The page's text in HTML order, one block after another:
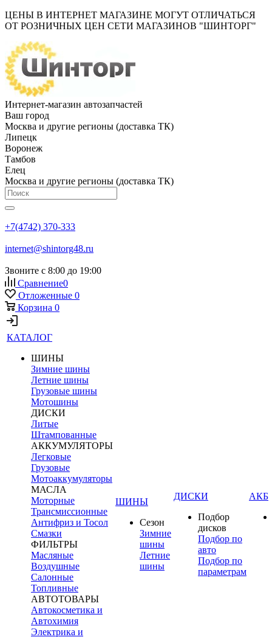
ЦЕНЫ В ИНТЕРНЕТ МАГАЗИНЕ МОГУТ ОТЛИЧАТЬСЯ
ОТ РОЗНИЧНЫХ ЦЕН СЕТИ МАГАЗИНОВ "ШИНТОРГ"
Интернет-магазин автозапчастей
Ваш город
Москва и другие регионы (доставка ТК)
Липецк
Воронеж
Тамбов
Елец
Москва и другие регионы (доставка ТК)
+7(4742) 370-333
internet@shintorg48.ru
Звоните с 8:00 до 19:00
Сравнение0
Отложенные 0
Корзина 0
КАТАЛОГ
ШИНЫ
Зимние шины
Летние шины
Грузовые шины
Мотошины
ДИСКИ
Литые
Штампованные
АККУМУЛЯТОРЫ
Легковые
Грузовые
Мотоаккумуляторы
МАСЛА
Моторные
Трансмиссионные
Антифриз и Тосол
Смазки
ФИЛЬТРЫ
Масляные
Воздушные
Салонные
Топливные
АВТОТОВАРЫ
Автокосметика и
Автохимия
Электрика и
ШИНЫ
Сезон
Зимние
шины
Летние
шины
ДИСКИ
Подбор
дисков
Подбор по
авто
Подбор по
параметрам
АКБ